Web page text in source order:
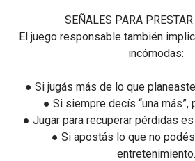
SEÑALES PARA
El juego responsable también
incómodas:
● Si jugás más de lo que
● Si siempre decís “una más”,
● Jugar para recuperar pérdidas
● Si apostás lo que no
entretenimiento.